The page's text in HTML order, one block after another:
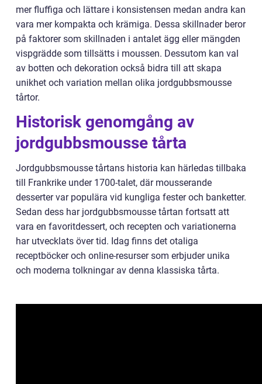
mer fluffiga och lättare i konsistensen medan andra kan
vara mer kompakta och krämiga. Dessa skillnader beror
på faktorer som skillnaden i antalet ägg eller mängden
vispgrädde som tillsätts i moussen. Dessutom kan val
av botten och dekoration också bidra till att skapa
unikhet och variation mellan olika jordgubbsmousse
tårtor.
Historisk genomgång av
jordgubbsmousse tårta
Jordgubbsmousse tårtans historia kan härledas tillbaka
till Frankrike under 1700-talet, där mousserande
desserter var populära vid kungliga fester och banketter.
Sedan dess har jordgubbsmousse tårtan fortsatt att
vara en favoritdessert, och recepten och variationerna
har utvecklats över tid. Idag finns det otaliga
receptböcker och online-resurser som erbjuder unika
och moderna tolkningar av denna klassiska tårta.